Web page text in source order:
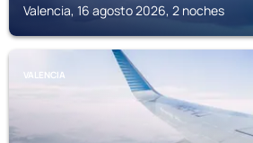
Valencia, 16 agosto 2026, 2 noches
VALENCIA